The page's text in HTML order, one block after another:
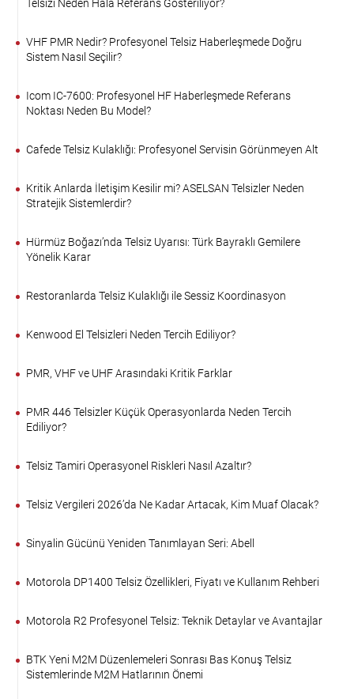
Telsizi Neden Hâlâ Referans Gösteriliyor?
VHF PMR Nedir? Profesyonel Telsiz Haberleşmede Doğru
Sistem Nasıl Seçilir?
Icom IC-7600: Profesyonel HF Haberleşmede Referans
Noktası Neden Bu Model?
Cafede Telsiz Kulaklığı: Profesyonel Servisin Görünmeyen Alt
Kritik Anlarda İletişim Kesilir mi? ASELSAN Telsizler Neden
Stratejik Sistemlerdir?
Hürmüz Boğazı’nda Telsiz Uyarısı: Türk Bayraklı Gemilere
Yönelik Karar
Restoranlarda Telsiz Kulaklığı ile Sessiz Koordinasyon
Kenwood El Telsizleri Neden Tercih Ediliyor?
PMR, VHF ve UHF Arasındaki Kritik Farklar
PMR 446 Telsizler Küçük Operasyonlarda Neden Tercih
Ediliyor?
Telsiz Tamiri Operasyonel Riskleri Nasıl Azaltır?
Telsiz Vergileri 2026’da Ne Kadar Artacak, Kim Muaf Olacak?
Sinyalin Gücünü Yeniden Tanımlayan Seri: Abell
Motorola DP1400 Telsiz Özellikleri, Fiyatı ve Kullanım Rehberi
Motorola R2 Profesyonel Telsiz: Teknik Detaylar ve Avantajlar
BTK Yeni M2M Düzenlemeleri Sonrası Bas Konuş Telsiz
Sistemlerinde M2M Hatlarının Önemi